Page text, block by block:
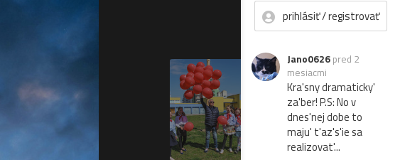
prihlásiť / registrovať
Jano0626 pred 2
mesiacmi
Kra'sny dramaticky'
za'ber! P.S: No v
dnes'nej dobe to
maju' t'az's'ie sa
realizovat'...